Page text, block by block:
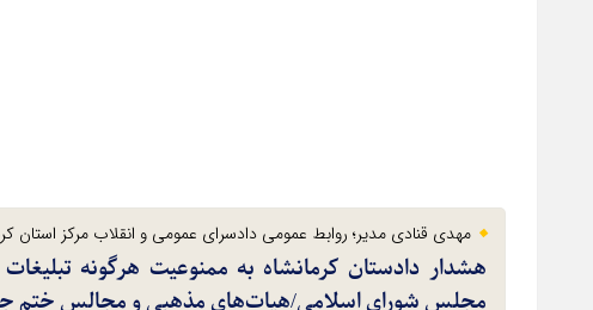
مهدی قنادی مدیر؛ روابط عمومی دادسرای عمومی و انقلاب مرکز استان
هشدار دادستان کرمانشاه به ممنوعیت هرگونه تبلیغات
مجلس شورای اسلامی/هیات‌های مذهبی و مجالس ختم